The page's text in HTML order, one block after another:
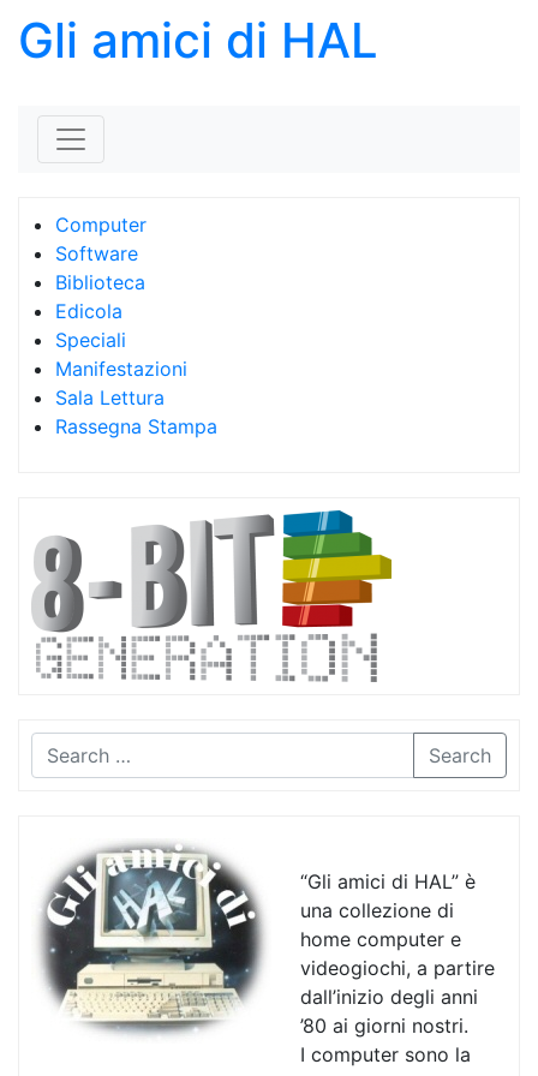
Gli amici di HAL
Computer
Software
Biblioteca
Edicola
Speciali
Manifestazioni
Sala Lettura
Rassegna Stampa
Search
“Gli amici di HAL” è
una collezione di
home computer e
videogiochi, a partire
dall’inizio degli anni
’80 ai giorni nostri.
I computer sono la